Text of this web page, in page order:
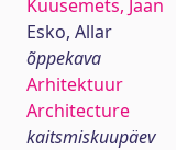
Kuusemets, Jaan
Esko, Allar
õppekava
Arhitektuur
Architecture
kaitsmiskuupäev